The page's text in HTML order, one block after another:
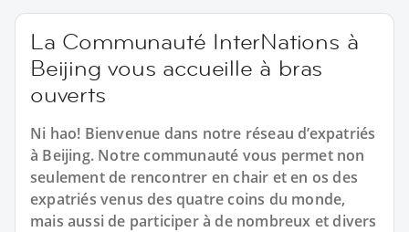
La Communauté InterNations à
Beijing vous accueille à bras
ouverts
Ni hao! Bienvenue dans notre réseau d’expatriés
à Beijing. Notre communauté vous permet non
seulement de rencontrer en chair et en os des
expatriés venus des quatre coins du monde,
mais aussi de participer à de nombreux et divers